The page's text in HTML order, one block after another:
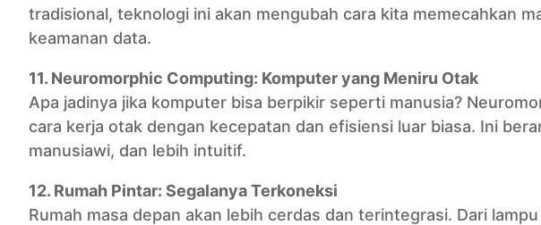
tradisional, teknologi ini akan mengubah cara kita memecahkan
keamanan data.
11. Neuromorphic Computing: Komputer yang Meniru Otak
Apa jadinya jika komputer bisa berpikir seperti manusia?
cara kerja otak dengan kecepatan dan efisiensi luar biasa. Ini
manusiawi, dan lebih intuitif.
12. Rumah Pintar: Segalanya Terkoneksi
Rumah masa depan akan lebih cerdas dan terintegrasi. Dari